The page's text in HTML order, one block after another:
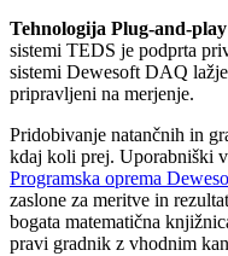
Tehnologija Plug-and-play
sistemi TEDS je podprta
sistemi Dewesoft DAQ
pripravljeni na merjenje.
Pridobivanje natančnih in
kdaj koli prej. Uporabniški
Programska oprema
zaslone za meritve in
bogata matematična
pravi gradnik z vhodnim